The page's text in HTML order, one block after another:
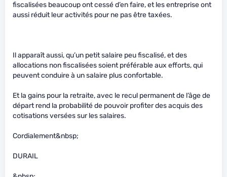
fiscalisées beaucoup ont cessé d’en faire, et les entreprise ont
aussi réduit leur activités pour ne pas être taxées.
Il apparaît aussi, qu’un petit salaire peu fiscalisé, et des
allocations non fiscalisées soient préférable aux efforts, qui
peuvent conduire à un salaire plus confortable.
Et la gains pour la retraite, avec le recul permanent de l’âge de
départ rend la probabilité de pouvoir profiter des acquis des
cotisations versées sur les salaires.
Cordialement&nbsp;
DURAIL